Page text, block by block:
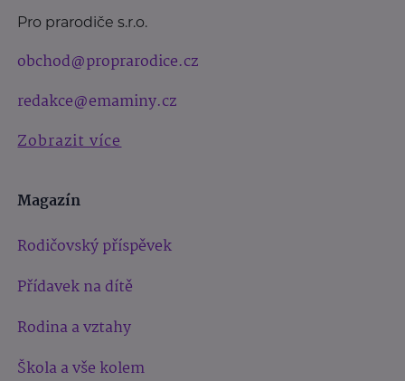
Pro prarodiče s.r.o.
obchod@proprarodice.cz
redakce@emaminy.cz
Zobrazit více
Magazín
Rodičovský příspěvek
Přídavek na dítě
Rodina a vztahy
Škola a vše kolem